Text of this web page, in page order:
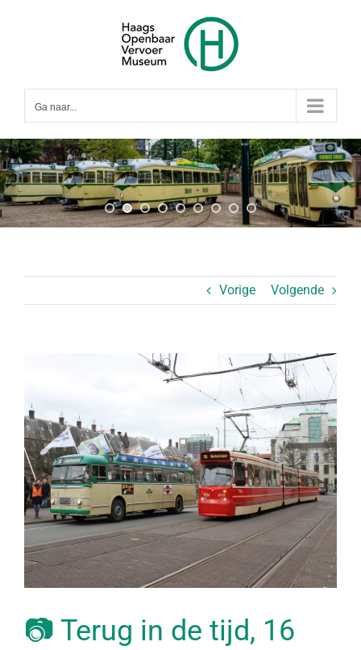
Ga naar...
Vorige Volgende
afbeelding
📷 Terug in de tijd, 16